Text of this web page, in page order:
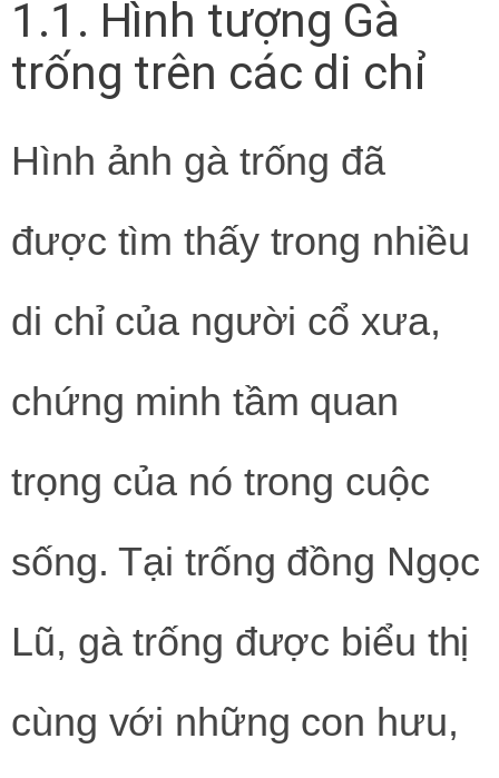
1.1. Hình tượng Gà
trống trên các di chỉ
Hình ảnh gà trống đã
được tìm thấy trong nhiều
di chỉ của người cổ xưa,
chứng minh tầm quan
trọng của nó trong cuộc
sống. Tại trống đồng Ngọc
Lũ, gà trống được biểu thị
cùng với những con hưu,